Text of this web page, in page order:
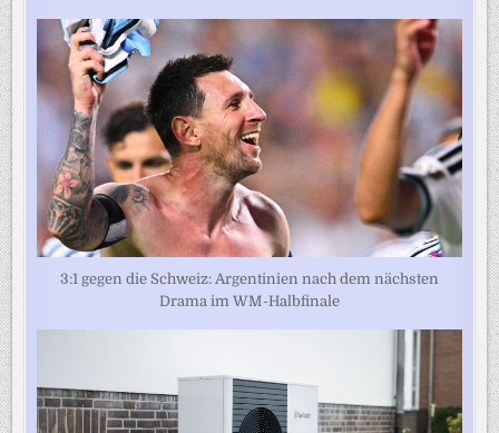
3:1 gegen die Schweiz: Argentinien nach dem nächsten
Drama im WM-Halbfinale